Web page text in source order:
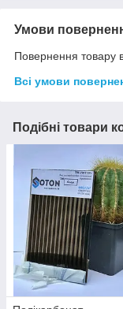
Умови
Повернення товару
Всі умови
Подібні товари